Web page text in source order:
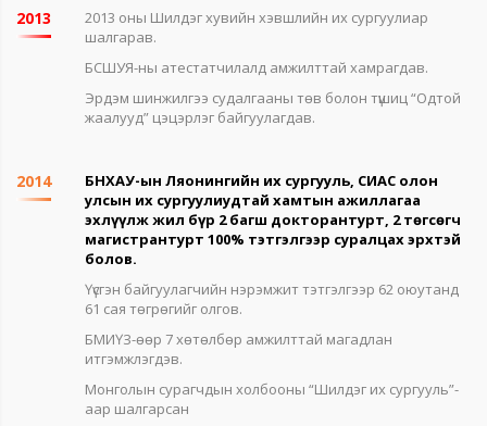
2013
2013 оны Шилдэг хувийн хэвшлийн их сургуулиар
шалгарав.
БСШУЯ-ны атестатчилалд амжилттай хамрагдав.
Эрдэм шинжилгээ судалгааны төв болон түшиц “Одтой
жаалууд” цэцэрлэг байгуулагдав.
2014
БНХАУ-ын Ляонингийн их сургууль, СИАС олон
улсын их сургуулиудтай хамтын ажиллагаа
эхлүүлж жил бүр 2 багш докторантурт, 2 төгсөгч
магистрантурт 100% тэтгэлгээр суралцах эрхтэй
болов.
Үүсгэн байгуулагчийн нэрэмжит тэтгэлгээр 62 оюутанд
61 сая төгрөгийг олгов.
БМИҮЗ-өөр 7 хөтөлбөр амжилттай магадлан
итгэмжлэгдэв.
Монголын сурагчдын холбооны “Шилдэг их сургууль”-
аар шалгарсан